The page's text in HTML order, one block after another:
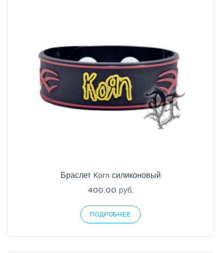
Браслет Korn силиконовый
400.00 руб.
ПОДРОБНЕЕ